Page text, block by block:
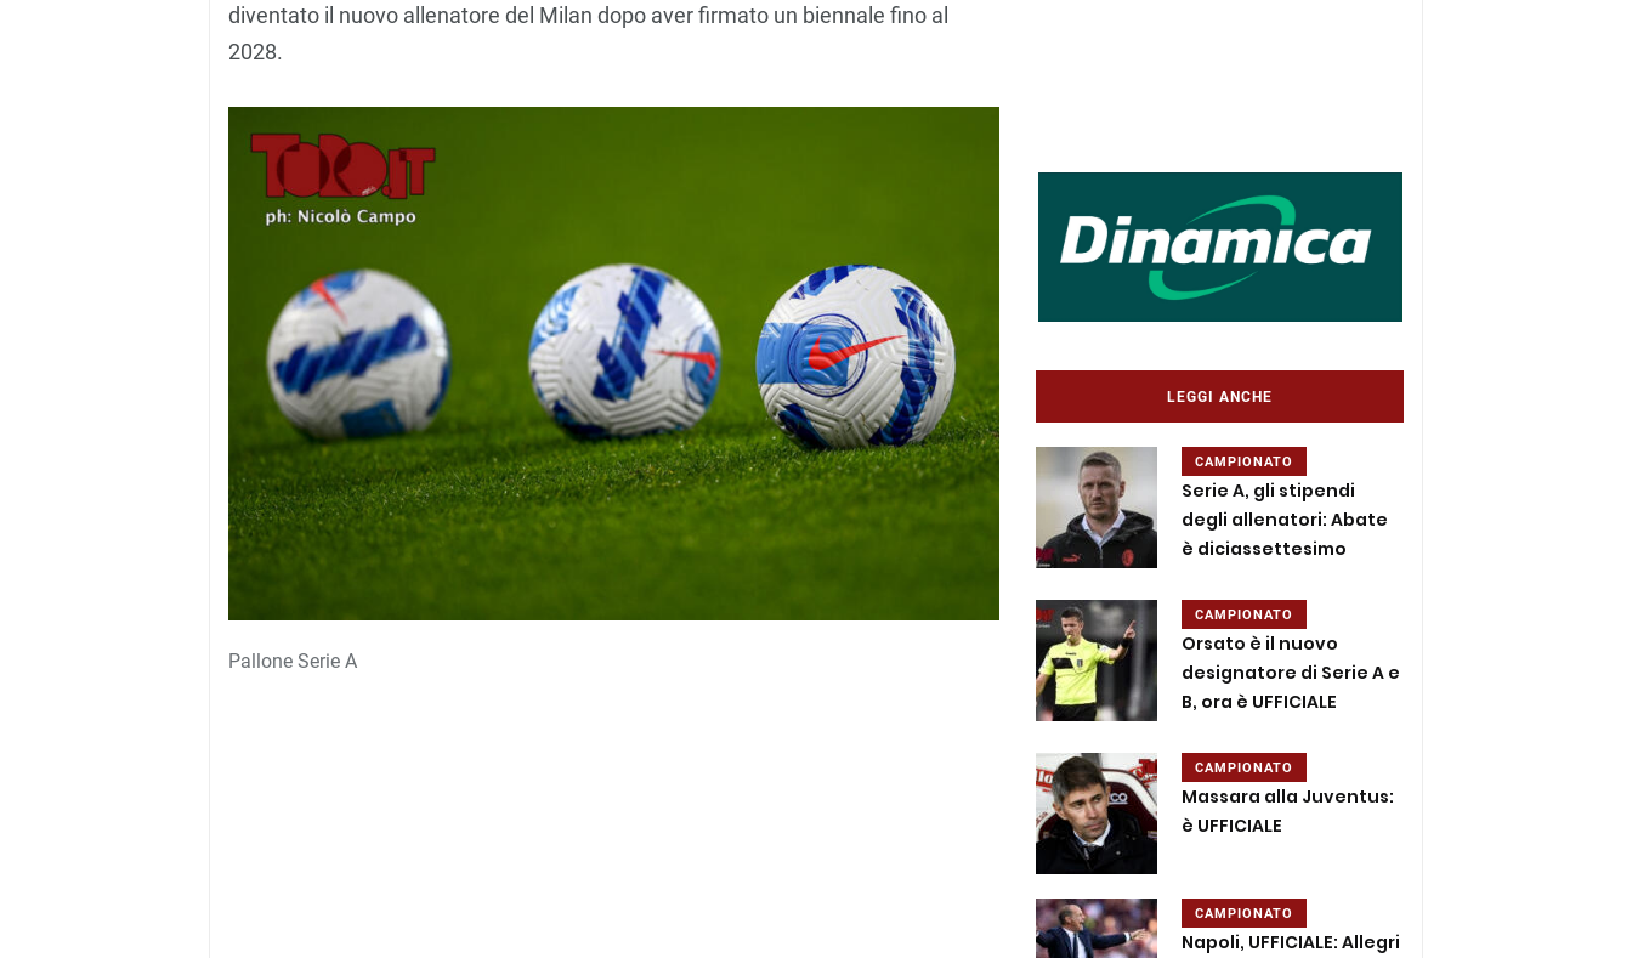
diventato il nuovo allenatore del Milan dopo aver firmato un biennale fino al
2028.
Pallone Serie A
LEGGI ANCHE
CAMPIONATO
Serie A, gli stipendi
degli allenatori: Abate
è diciassettesimo
CAMPIONATO
Orsato è il nuovo
designatore di Serie A e
B, ora è UFFICIALE
CAMPIONATO
Massara alla Juventus:
è UFFICIALE
CAMPIONATO
Napoli, UFFICIALE: Allegri